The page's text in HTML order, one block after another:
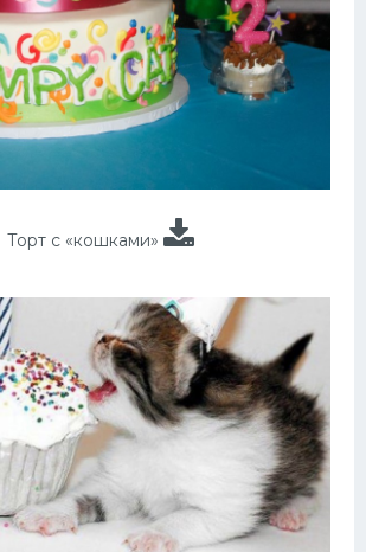
Торт с «кошками»